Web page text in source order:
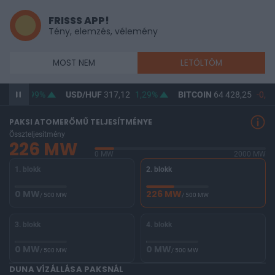
FRISSS APP!
Tény, elemzés, vélemény
MOST NEM LETÖLTÖM
0,99% USD/HUF317,12 1,29% BITCOIN64 428,25 -
PAKSI ATOMERŐMŰ TELJESÍTMÉNYE
Összteljesítmény
226 MW 0 MW
2000 MW
1. blokk
0 MW/ 500 MW
2. blokk
226 MW/ 500 MW
3. blokk
0 MW/ 500 MW
4. blokk
0 MW/ 500 MW
DUNA VÍZÁLLÁSA PAKSNÁL